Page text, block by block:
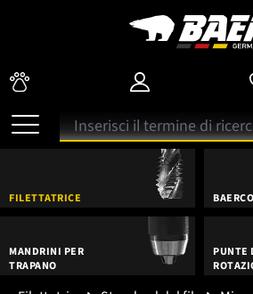
FILETTATRICE
MANDRINI PER
TRAPANO
PUNTE